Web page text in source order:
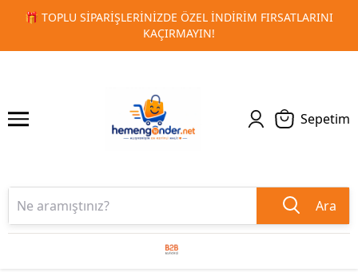
ÖZEL İNDIRIM FIRSATLARINI
🚀 KURUMSAL
1 2
Sepetim
Ara